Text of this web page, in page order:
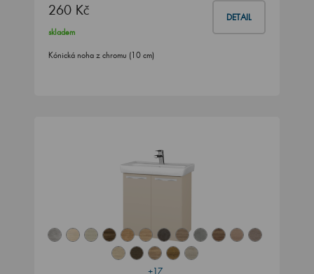
260 Kč DETAIL
skladem
Kónická noha z chromu (10 cm)
+17